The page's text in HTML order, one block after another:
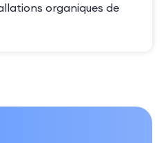
organiques de